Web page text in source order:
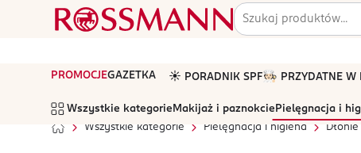
PROMOCJEGAZETKA ☀️ PORADNIK SPF🧑🏻‍🍳 PRZYDATNE W
Wszystkie kategorie Makijaż i paznokcie Pielęgnacja i
Wszystkie kategorie
Pielęgnacja i higiena